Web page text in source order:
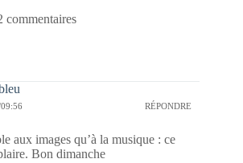
commentaires
RÉPONDRE
aux images qu’à la musique : ce
Bon dimanche